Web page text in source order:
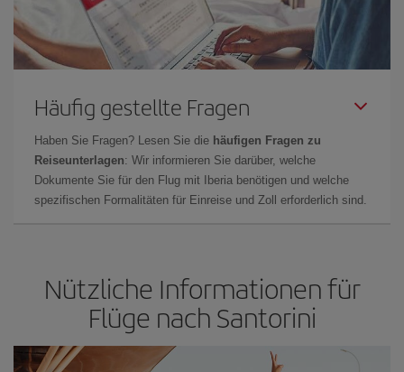
Häufig gestellte Fragen
Haben Sie Fragen? Lesen Sie die häufigen Fragen zu
Reiseunterlagen: Wir informieren Sie darüber, welche
Dokumente Sie für den Flug mit Iberia benötigen und welche
spezifischen Formalitäten für Einreise und Zoll erforderlich sind.
Nützliche Informationen für
Flüge nach Santorini